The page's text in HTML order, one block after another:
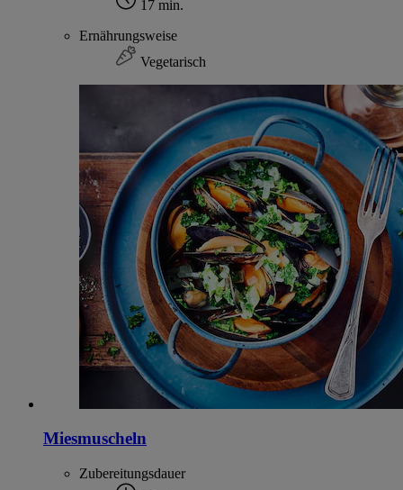
17 min.
Ernährungsweise
Vegetarisch
Miesmuscheln
Zubereitungsdauer